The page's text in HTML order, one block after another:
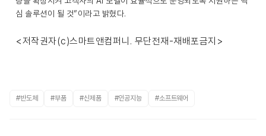
심 솔루션이 될 것”이라고 밝혔다.
<저작권자(c)스마트앤컴퍼니. 무단전재-재배포금지>
#반도체 #부품 #신제품 #인공지능 #소프트웨어